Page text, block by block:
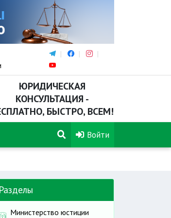
ЮРИДИЧЕСКАЯ
КОНСУЛЬТАЦИЯ -
БЫСТРО, ВСЕМ!
Войти
Разделы
Министерство юстиции